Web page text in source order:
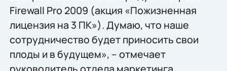
Firewall Pro 2009 (акция «Пожизненная
лицензия на 3 ПК»). Думаю, что наше
сотрудничество будет приносить свои
плоды и в будущем», – отмечает